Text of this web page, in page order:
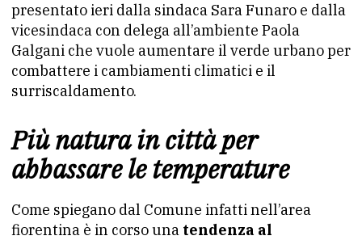
presentato ieri dalla sindaca Sara Funaro e dalla
vicesindaca con delega all’ambiente Paola
Galgani che vuole aumentare il verde urbano per
combattere i cambiamenti climatici e il
surriscaldamento.
Più natura in città per
abbassare le temperature
Come spiegano dal Comune infatti nell’area
fiorentina è in corso una tendenza al